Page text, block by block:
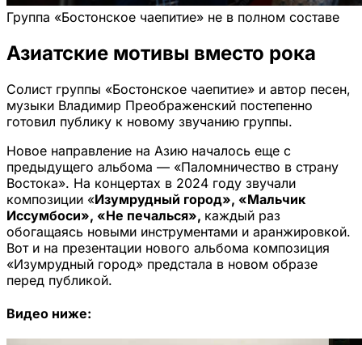
Группа «Бостонское чаепитие» не в полном составе
Азиатские мотивы вместо рока
Солист группы «Бостонское чаепитие» и автор песен,
музыки Владимир Преображенский постепенно
готовил публику к новому звучанию группы.
Новое направление на Азию началось еще с
предыдущего альбома — «Паломничество в страну
Востока». На концертах в 2024 году звучали
композиции «Изумрудный город», «Мальчик
Иссумбоси», «Не печалься», каждый раз
обогащаясь новыми инструментами и аранжировкой.
Вот и на презентации нового альбома композиция
«Изумрудный город» предстала в новом образе
перед публикой.
Видео ниже: